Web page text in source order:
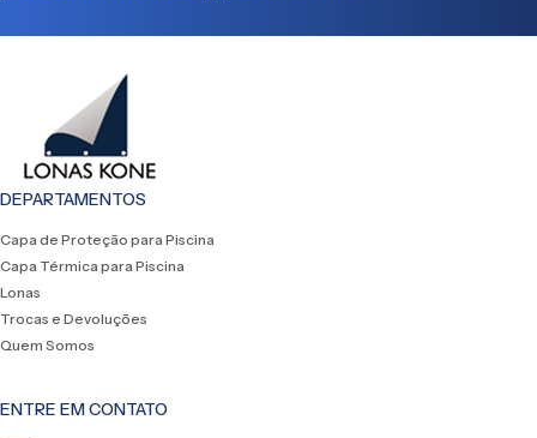
DEPARTAMENTOS
Capa de Proteção para Piscina
Capa Térmica para Piscina
Lonas
Trocas e Devoluções
Quem Somos
ENTRE EM CONTATO